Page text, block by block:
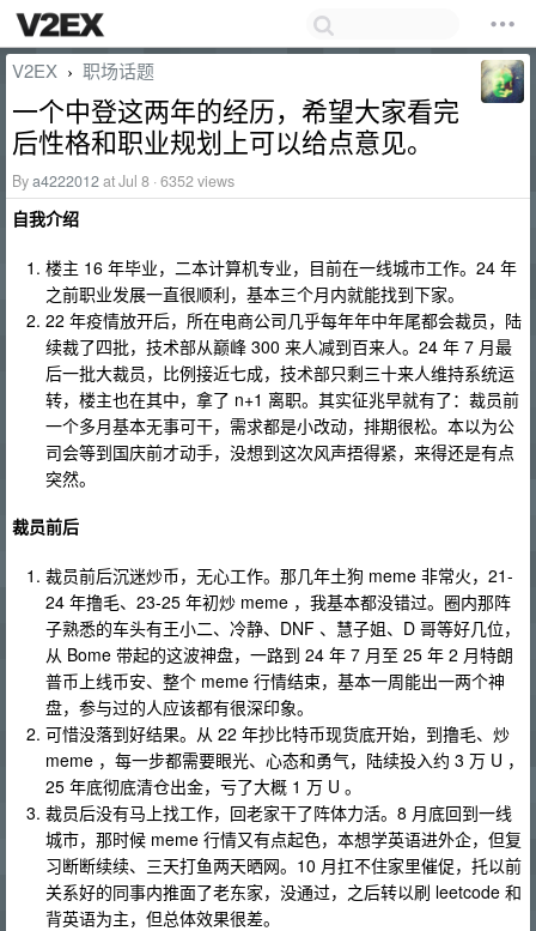
V2EX › 职场话题
一个中登这两年的经历，希望大家看完
后性格和职业规划上可以给点意见。
Bya4222012at Jul 8 · 6352 views
自我介绍
楼主 16 年毕业，二本计算机专业，目前在一线城市工作。24 年
之前职业发展一直很顺利，基本三个月内就能找到下家。
22 年疫情放开后，所在电商公司几乎每年年中年尾都会裁员，陆
续裁了四批，技术部从巅峰 300 来人减到百来人。24 年 7 月最
后一批大裁员，比例接近七成，技术部只剩三十来人维持系统运
转，楼主也在其中，拿了 n+1 离职。其实征兆早就有了：裁员前
一个多月基本无事可干，需求都是小改动，排期很松。本以为公
司会等到国庆前才动手，没想到这次风声捂得紧，来得还是有点
突然。
裁员前后
裁员前后沉迷炒币，无心工作。那几年土狗 meme 非常火，21-
24 年撸毛、23-25 年初炒 meme ，我基本都没错过。圈内那阵
子熟悉的车头有王小二、冷静、DNF 、慧子姐、D 哥等好几位，
从 Bome 带起的这波神盘，一路到 24 年 7 月至 25 年 2 月特朗
普币上线币安、整个 meme 行情结束，基本一周能出一两个神
盘，参与过的人应该都有很深印象。
可惜没落到好结果。从 22 年抄比特币现货底开始，到撸毛、炒
meme ，每一步都需要眼光、心态和勇气，陆续投入约 3 万 U ，
25 年底彻底清仓出金，亏了大概 1 万 U 。
裁员后没有马上找工作，回老家干了阵体力活。8 月底回到一线
城市，那时候 meme 行情又有点起色，本想学英语进外企，但复
习断断续续、三天打鱼两天晒网。10 月扛不住家里催促，托以前
关系好的同事内推面了老东家，没通过，之后转以刷 leetcode 和
背英语为主，但总体效果很差。